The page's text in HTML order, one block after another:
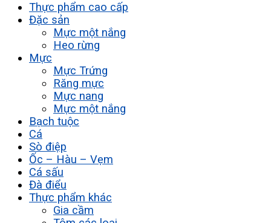
Thực phẩm cao cấp
Đặc sản
Mực một nắng
Heo rừng
Mực
Mực Trứng
Răng mực
Mực nang
Mực một nắng
Bạch tuộc
Cá
Sò điệp
Ốc – Hàu – Vẹm
Cá sấu
Đà điểu
Thực phẩm khác
Gia cầm